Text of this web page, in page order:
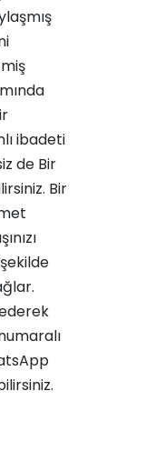
ibadeti
de Bir
Bir